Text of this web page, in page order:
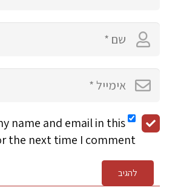
name and email in this
the next time I comment.
להגיב